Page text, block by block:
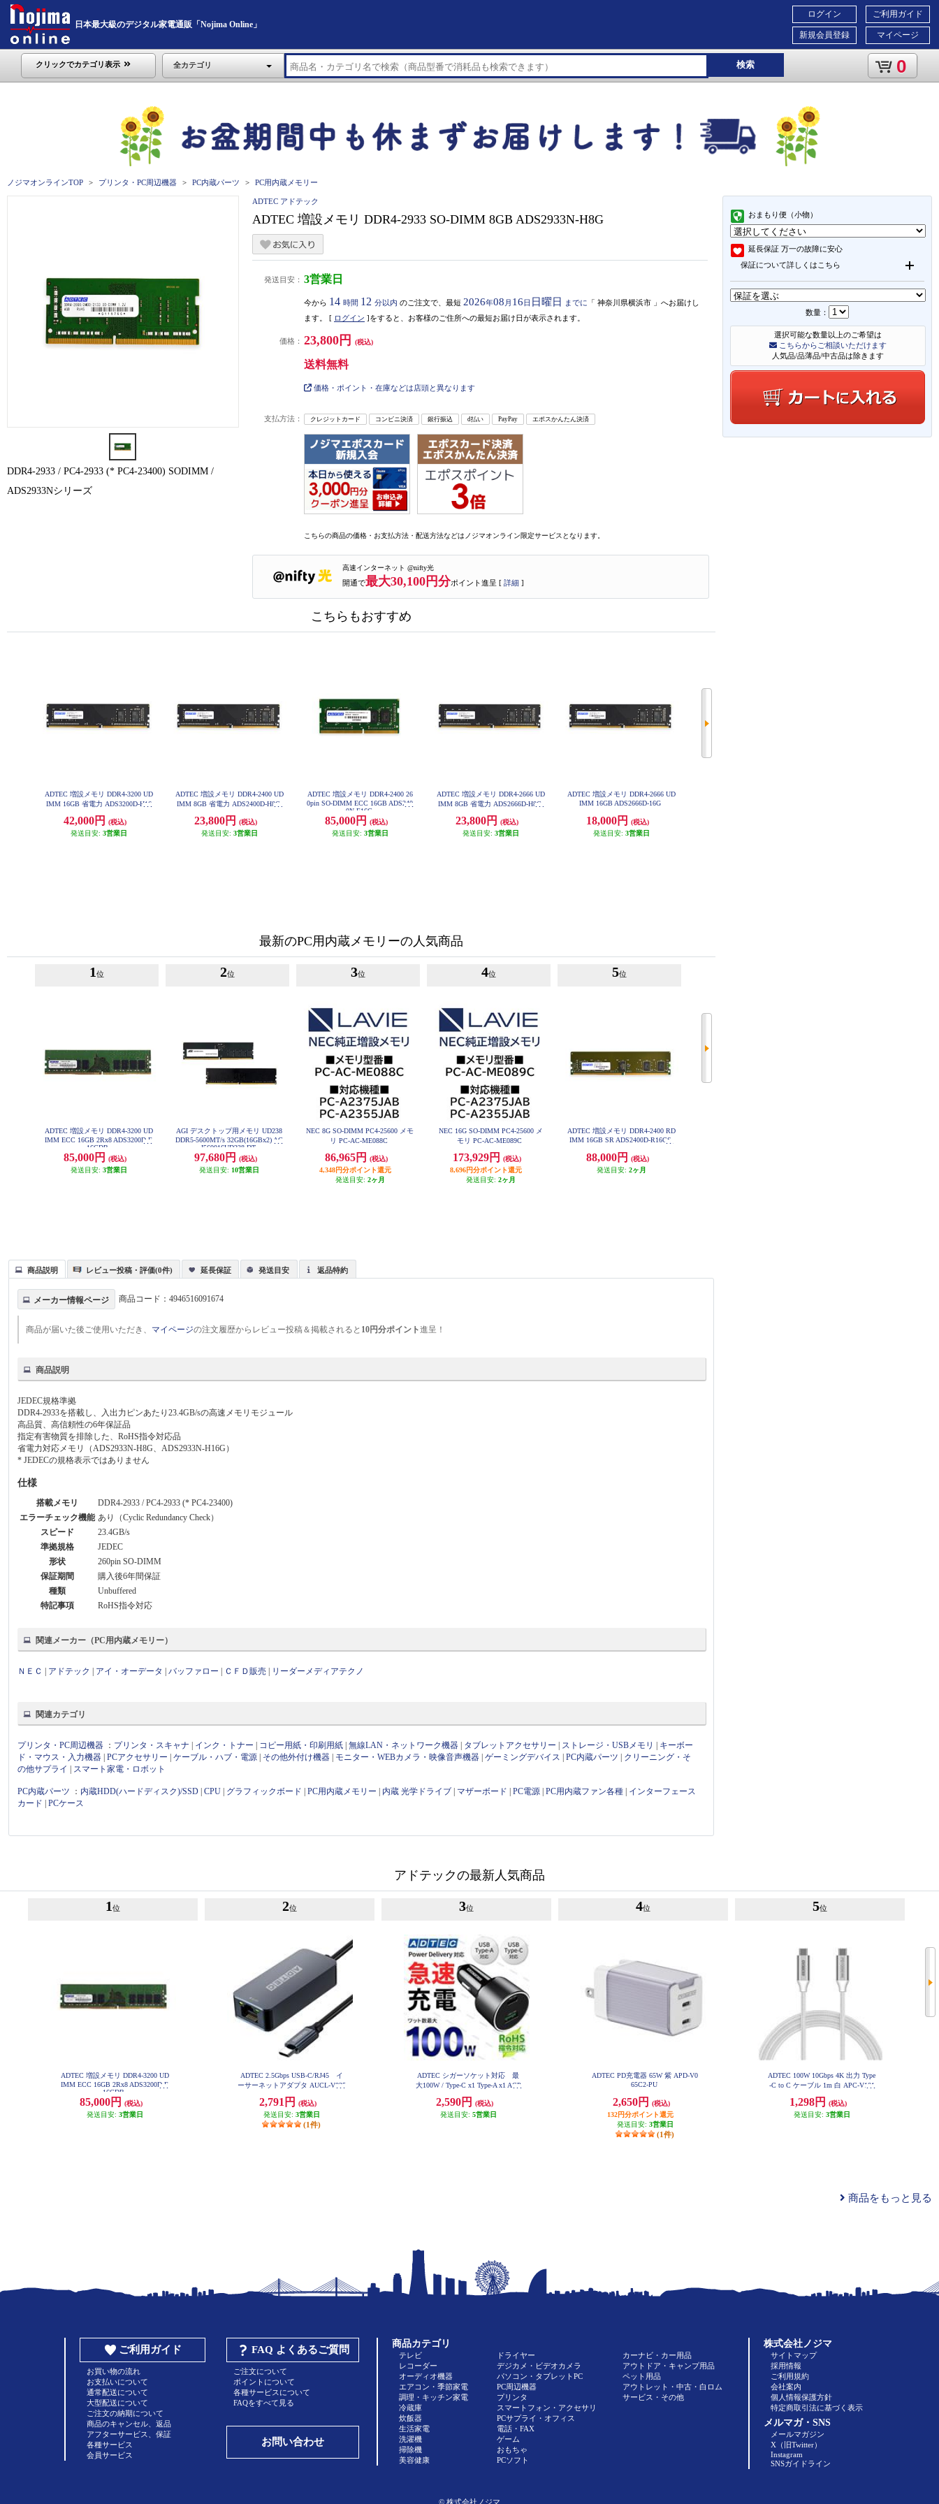
日本最大級のデジタル家電通販「Nojima Online」
ご利用ガイド
マイページ
ログイン
新規会員登録
クリックでカテゴリ表示 全カテゴリ 検索 0
ノジマオンラインTOP プリンタ・PC周辺機器 PC内蔵パーツ PC用内蔵メモリー
おまもり便（小物）
延長保証 万一の故障に安心
保証について詳しくはこちら
数量：
選択可能な数量以上のご希望は
こちらからご相談いただけます
人気品/品薄品/中古品は除きます
DDR4-2933 / PC4-2933 (* PC4-23400) SODIMM /
ADS2933Nシリーズ
ADTEC アドテック
ADTEC 増設メモリ DDR4-2933 SO-DIMM 8GB ADS2933N-H8G
発送目安： 3営業日
今から 14 時間 12 分以内 のご注文で、最短 2026年08 月 16日 日曜日 までに 「 神奈川県横浜市 」 へお届けし
ます。 [ ログイン ]をすると、お客様のご住所への最短お届け日が表示されます。
価格： 23,800円 (税込)
送料無料
価格・ポイント・在庫などは店頭と異なります
支払方法： クレジットカード コンビニ決済 銀行振込 d払い PayPay エポスかんたん決済
こちらの商品の価格・お支払方法・配送方法などはノジマオンライン限定サービスとなります。
高速インターネット @nifty光
開通で最大30,100円分ポイント進呈 [ 詳細 ]
こちらもおすすめ
ADTEC 増設メモリ DDR4-3200 UD
IMM 16GB 省電力 ADS3200D-H16
42,000円
(税込)
発送目安: 3営業日
ADTEC 増設メモリ DDR4-2400 UD
IMM 8GB 省電力 ADS2400D-H8G
23,800円
(税込)
発送目安: 3営業日
ADTEC 増設メモリ DDR4-2400 26
0pin SO-DIMM ECC 16GB ADS240
0N-E16G
85,000円
(税込)
発送目安: 3営業日
ADTEC 増設メモリ DDR4-2666 UD
IMM 8GB 省電力 ADS2666D-H8G
23,800円
(税込)
発送目安: 3営業日
ADTEC 増設メモリ DDR4-2666 UD
IMM 16GB ADS2666D-16G
18,000円
(税込)
発送目安: 3営業日
最新のPC用内蔵メモリーの人気商品
1 位
ADTEC 増設メモリ DDR4-3200 UD
IMM ECC 16GB 2Rx8 ADS3200D-E
16GDB
85,000円
(税込)
発送目安: 3営業日
2位
AGI デスクトップ用メモリ UD238
DDR5-5600MT/s 32GB(16GBx2) AG
I560016UD238-DT
97,680円
(税込)
発送目安: 10営業日
3位
NEC 8G SO-DIMM PC4-25600 メモ
リ PC-AC-ME088C
86,965円
(税込)
4,348円分ポイント還元
発送目安: 2ヶ月
4位
NEC 16G SO-DIMM PC4-25600 メ
モリ PC-AC-ME089C
173,929円
(税込)
8,696円分ポイント還元
発送目安: 2ヶ月
5位
ADTEC 増設メモリ DDR4-2400 RD
IMM 16GB SR ADS2400D-R16GS
88,000円
(税込)
発送目安: 2ヶ月
商品説明 レビュー投稿・評価(0件) 延長保証 発送目安 返品特約
メーカー情報ページ 商品コード：4946516091674
商品が届いた後ご使用いただき、 マイページの注文履歴からレビュー投稿＆掲載されると 10円分ポイント進呈！
商品説明
JEDEC規格準拠
DDR4-2933を搭載し、入出力ピンあたり23.4GB/sの高速メモリモジュール
高品質、高信頼性の6年保証品
指定有害物質を排除した、RoHS指令対応品
省電力対応メモリ（ADS2933N-H8G、ADS2933N-H16G）
* JEDECの規格表示ではありません
仕様
搭載メモリ
DDR4-2933 / PC4-2933 (* PC4-23400)
エラーチェック機能 あり（Cyclic Redundancy Check）
スピード
23.4GB/s
準拠規格
JEDEC
形状
260pin SO-DIMM
保証期間
購入後6年間保証
種類
Unbuffered
特記事項
RoHS指令対応
関連メーカー（PC用内蔵メモリー）
ＮＥＣ アドテック アイ・オーデータ |バッファロー ＣＦＤ販売 リーダーメディアテクノ
関連カテゴリ
プリンタ・PC周辺機器 ： プリンタ・スキャナ インク・トナー コピー用紙・印刷用紙 |無線LAN・ネットワーク機器 タブレットアクセサリー ストレージ・USBメモリ
キーボー
ド・マウス・入力機器 |PCアクセサリー |ケーブル・ハブ・電源 その他外付け機器 モニター・WEBカメラ・映像音声機器 |ゲーミングデバイス |PC内蔵パーツ
クリーニング・そ
の他サプライ
スマート家電・ロボット
PC内蔵パーツ ： 内蔵HDD(ハードディスク)/SSD |CPU グラフィックボード |PC用内蔵メモリー 内蔵 光学ドライブ マザーボード |PC電源 |PC用内蔵ファン各種
インターフェース
カード |PCケース
アドテックの最新人気商品
1 位
ADTEC 増設メモリ DDR4-3200 UD
IMM ECC 16GB 2Rx8 ADS3200D-E
16GDB
85,000円
(税込)
発送目安: 3営業日
2位
ADTEC 2.5Gbps USB-C/RJ45 イ
ーサーネットアダプタ AUCL-V025
2,791円
(税込)
発送目安: 3営業日
(1件)
3位
ADTEC シガーソケット対応 最
大100W / Type-C x1 Type-A x1 ACP
2,590円
(税込)
発送目安: 5営業日
4位
ADTEC PD充電器 65W 紫 APD-V0
65C2-PU
2,650円
(税込)
132円分ポイント還元
発送目安: 3営業日
(1件)
5位
ADTEC 100W 10Gbps 4K 出力 Type
-C to C ケーブル 1m 白 APC-V101
1,298円
(税込)
発送目安: 3営業日
商品をもっと見る
ご利用ガイド
お買い物の流れ
お支払いについて
通常配送について
大型配送について
ご注文の納期について
商品のキャンセル、返品
アフターサービス、保証
各種サービス
会員サービス
FAQ よくあるご質問
ご注文について
ポイントについて
各種サービスについて
FAQをすべて見る
お問い合わせ
商品カテゴリ
テレビ
レコーダー
オーディオ機器
エアコン・季節家電
調理・キッチン家電
冷蔵庫
炊飯器
生活家電
洗濯機
掃除機
美容健康
ドライヤー
デジカメ・ビデオカメラ
パソコン・タブレットPC
PC周辺機器
プリンタ
スマートフォン・アクセサリ
PCサプライ・オフィス
電話・FAX
ゲーム
おもちゃ
PCソフト
カーナビ・カー用品
アウトドア・キャンプ用品
ペット用品
アウトレット・中古・白ロム
サービス・その他
株式会社ノジマ
サイトマップ
採用情報
ご利用規約
会社案内
個人情報保護方針
特定商取引法に基づく表示
メルマガ・SNS
メールマガジン
X（旧Twitter）
Instagram
SNSガイドライン
© 株式会社ノジマ